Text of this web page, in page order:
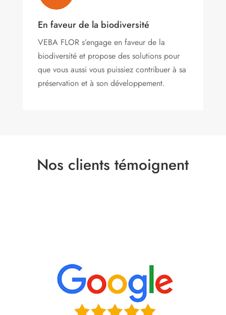
En faveur de la biodiversité
VEBA FLOR s’engage en faveur de la
biodiversité et propose des solutions pour
que vous aussi vous puissiez contribuer à sa
préservation et à son développement.
Nos clients témoignent